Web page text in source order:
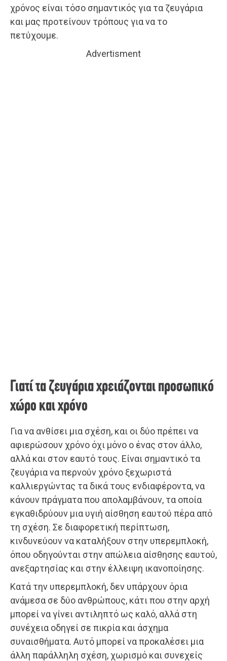
χρόνος είναι τόσο σημαντικός για τα ζευγάρια
και μας προτείνουν τρόπους για να το
πετύχουμε.
Advertisment
Γιατί τα ζευγάρια χρειάζονται προσωπικό
χώρο και χρόνο
Για να ανθίσει μια σχέση, και οι δύο πρέπει να
αφιερώσουν χρόνο όχι μόνο ο ένας στον άλλο,
αλλά και στον εαυτό τους. Είναι σημαντικό τα
ζευγάρια να περνούν χρόνο ξεχωριστά
καλλιεργώντας τα δικά τους ενδιαφέροντα, να
κάνουν πράγματα που απολαμβάνουν, τα οποία
εγκαθιδρύουν μια υγιή αίσθηση εαυτού πέρα από
τη σχέση. Σε διαφορετική περίπτωση,
κινδυνεύουν να καταλήξουν στην υπερεμπλοκή,
όπου οδηγούνται στην απώλεια αίσθησης εαυτού,
ανεξαρτησίας και στην έλλειψη ικανοποίησης.
Κατά την υπερεμπλοκή, δεν υπάρχουν όρια
ανάμεσα σε δύο ανθρώπους, κάτι που στην αρχή
μπορεί να γίνει αντιληπτό ως καλό, αλλά στη
συνέχεια οδηγεί σε πικρία και άσχημα
συναισθήματα. Αυτό μπορεί να προκαλέσει μια
άλλη παράλληλη σχέση, χωρισμό και συνεχείς